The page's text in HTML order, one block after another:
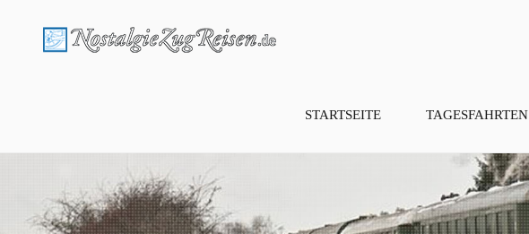
STARTSEITE TAGESFAHRTEN